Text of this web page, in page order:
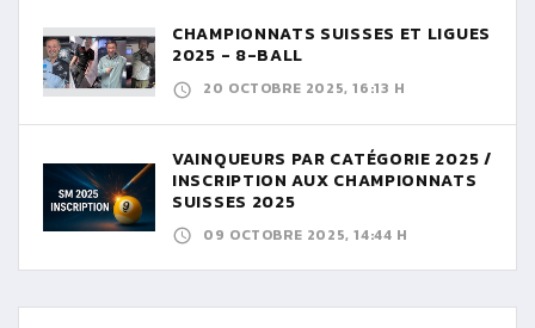
CHAMPIONNATS SUISSES ET LIGUES
2025 - 8-BALL
20 OCTOBRE 2025, 16:13 H
VAINQUEURS PAR CATÉGORIE 2025 /
INSCRIPTION AUX CHAMPIONNATS
SUISSES 2025
09 OCTOBRE 2025, 14:44 H